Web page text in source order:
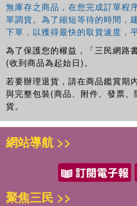
無庫存之商品，在您完成訂單程
單調貨。為了縮短等待的時間，
下單，以獲得最快的取貨速度，
為了保護您的權益，「三民網路書
(收到商品為起始日)。
若要辦理退貨，請在商品鑑賞期
與完整包裝(商品、附件、發票
貨。
網站導航 >>
聚焦三民 >>